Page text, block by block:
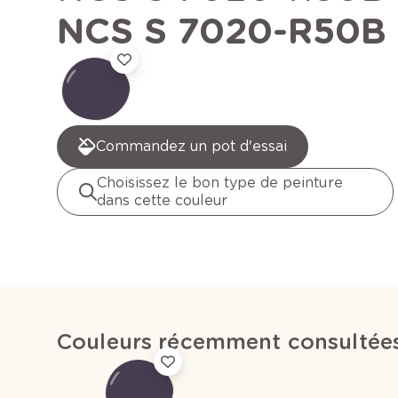
NCS S 7020-R50B
Commandez un pot d'essai
Choisissez le bon type de peinture
dans cette couleur
Couleurs récemment